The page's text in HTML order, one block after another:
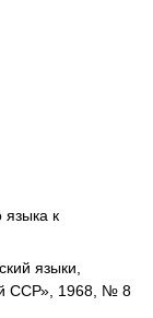
к
языки,
ССР», 1968, № 8